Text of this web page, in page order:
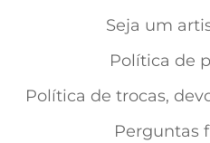
Seja um
Política de
Política de trocas,
Perguntas